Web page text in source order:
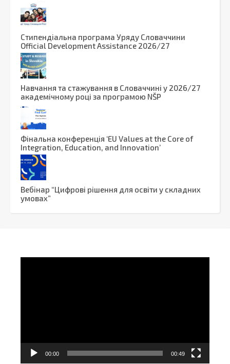
Стипендіальна програма Уряду Словаччини
Official Development Assistance 2026/27
Навчання та стажування в Словаччині у 2026/27
академічному році за програмою NŠP
Фінальна конференція ‘EU Values at the Core of
Integration, Education, and Innovation’
Вебінар “Цифрові рішення для освіти у складних
умовах”
00:00 00:49